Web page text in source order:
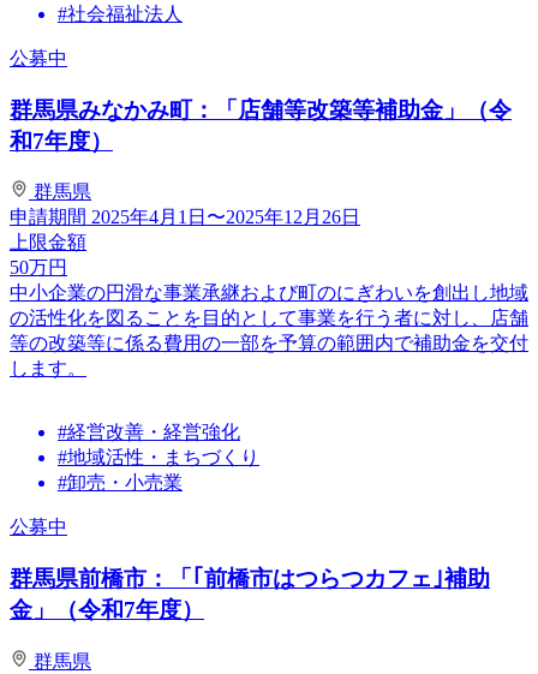
#社会福祉法人
公募中
群馬県みなかみ町：「店舗等改築等補助金」（令
和7年度）
群馬県
申請期間 2025年4月1日〜2025年12月26日
上限金額
50万円
中小企業の円滑な事業承継および町のにぎわいを創出し地域
の活性化を図ることを目的として事業を行う者に対し、店舗
等の改築等に係る費用の一部を予算の範囲内で補助金を交付
します。
#経営改善・経営強化
#地域活性・まちづくり
#卸売・小売業
公募中
群馬県前橋市：「｢前橋市はつらつカフェ｣補助
金」（令和7年度）
群馬県